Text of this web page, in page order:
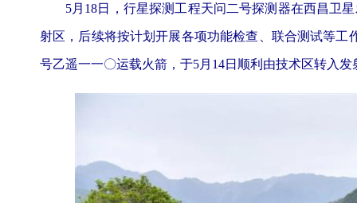
5月18日，行星探测工程天问二号探测器在西昌卫
射区，后续将按计划开展各项功能检查、联合测试等
号乙遥一一〇运载火箭，于5月14日顺利由技术区转入